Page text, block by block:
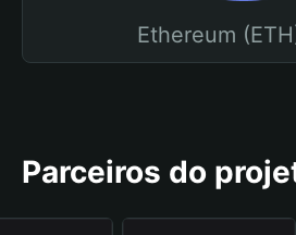
Ethereum
Parceiros do